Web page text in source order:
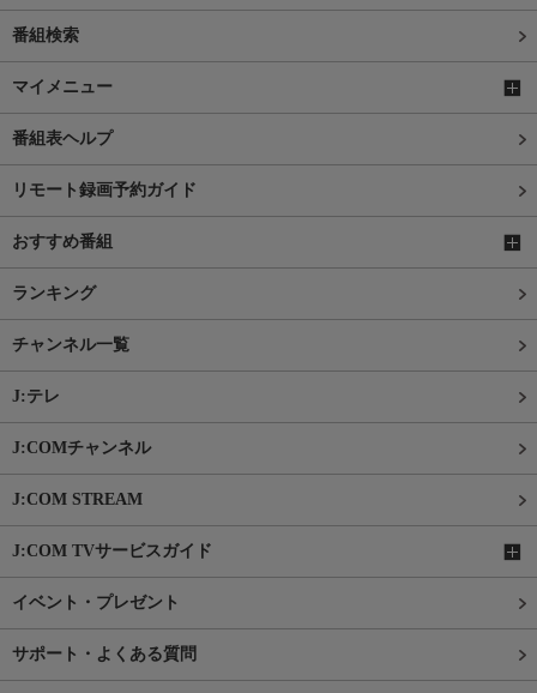
番組検索
マイメニュー
番組表ヘルプ
リモート録画予約ガイド
おすすめ番組
ランキング
チャンネル一覧
J:テレ
J:COMチャンネル
J:COM STREAM
J:COM TVサービスガイド
イベント・プレゼント
サポート・よくある質問